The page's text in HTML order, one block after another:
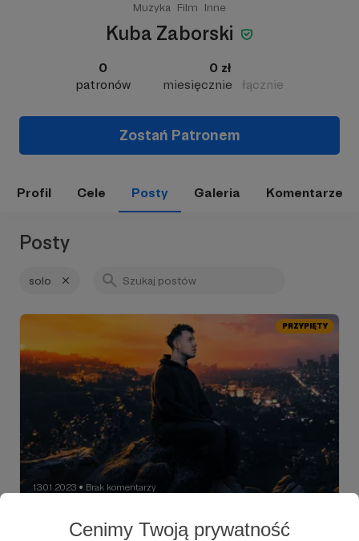
Cenimy Twoją prywatność
Muzyka Film Inne
Kuba Zaborski
0
patronów
0 zł
miesięcznie
łącznie
Zostań Patronem
Profil Cele Posty Galeria Komentarze
Posty
solo
PRZYPIĘTY
13.01.2023 ● Brak komentarzy
Wypuszczam solowy album w wersji